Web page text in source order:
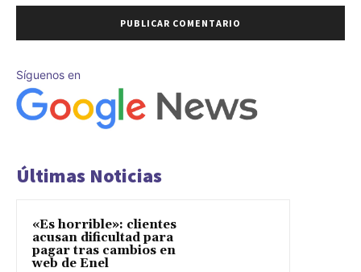
Síguenos en
Últimas Noticias
«Es horrible»: clientes
acusan dificultad para
pagar tras cambios en
web de Enel